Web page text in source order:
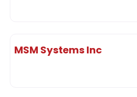
MSM Systems Inc